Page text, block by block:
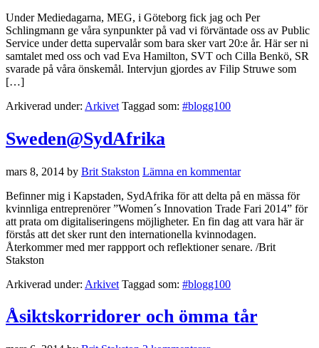
Under Mediedagarna, MEG, i Göteborg fick jag och Per
Schlingmann ge våra synpunkter på vad vi förväntade oss av Public
Service under detta supervalår som bara sker vart 20:e år. Här ser ni
samtalet med oss och vad Eva Hamilton, SVT och Cilla Benkö, SR
svarade på våra önskemål. Intervjun gjordes av Filip Struwe som
[…]
Arkiverad under: Arkivet Taggad som: #blogg100
Sweden@SydAfrika
mars 8, 2014 by Brit Stakston Lämna en kommentar
Befinner mig i Kapstaden, SydAfrika för att delta på en mässa för
kvinnliga entreprenörer ”Women´s Innovation Trade Fari 2014” för
att prata om digitaliseringens möjligheter. En fin dag att vara här är
förstås att det sker runt den internationella kvinnodagen.
Återkommer med mer rappport och reflektioner senare. /Brit
Stakston
Arkiverad under: Arkivet Taggad som: #blogg100
Åsiktskorridorer och ömma tår